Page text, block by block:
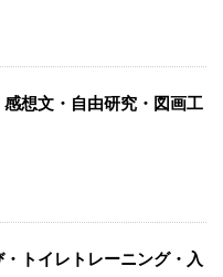
想文・自由研究・図画工
・トイレトレーニング・入